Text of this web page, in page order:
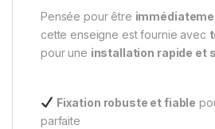
Pensée pour être
cette enseigne est fournie avec
pour une installation rapide et
Fixation robuste et fiable
parfaite